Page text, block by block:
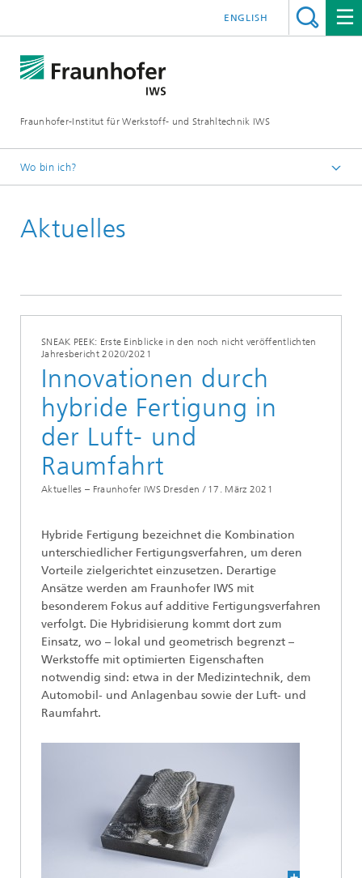
Fraunhofer-Institut für Werkstoff- und Strahltechnik IWS
ENGLISH
Wo bin ich?
News und Medien
Aktuelles
SNEAK PEEK: Erste Einblicke in den noch nicht veröffentlichten
Jahresbericht 2020/2021
Innovationen durch
hybride Fertigung in
der Luft- und
Raumfahrt
Aktuelles – Fraunhofer IWS Dresden / 17. März 2021
Hybride Fertigung bezeichnet die Kombination
unterschiedlicher Fertigungsverfahren, um deren
Vorteile zielgerichtet einzusetzen. Derartige
Ansätze werden am Fraunhofer IWS mit
besonderem Fokus auf additive Fertigungsverfahren
verfolgt. Die Hybridisierung kommt dort zum
Einsatz, wo – lokal und geometrisch begrenzt –
Werkstoffe mit optimierten Eigenschaften
notwendig sind: etwa in der Medizintechnik, dem
Automobil- und Anlagenbau sowie der Luft- und
Raumfahrt.